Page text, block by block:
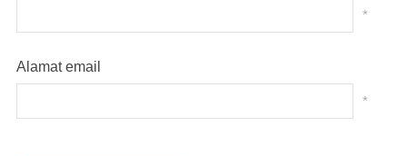
*
Alamat email
*